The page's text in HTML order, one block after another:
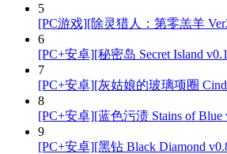
5
[PC游戏][除灵猎人：第零羔羊
6
[PC+安卓][秘密岛 Secret Island
7
[PC+安卓][灰姑娘的玻璃项圈
8
[PC+安卓][蓝色污渍 Stains of Blue
9
[PC+安卓][黑钻 Black Diamond